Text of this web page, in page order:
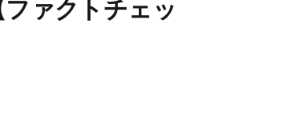
ァクトチェッ